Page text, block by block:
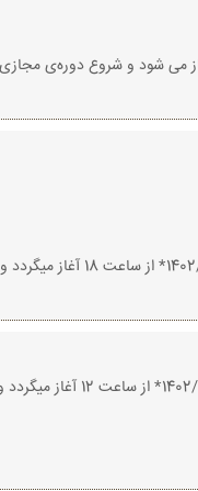
ثبت نام دوره‌ی مجازی (آنلاین)
ثبت نام دوره‌ی مجازی (آنلاین)